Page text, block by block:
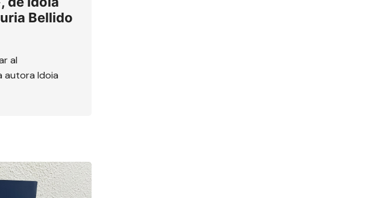
Bellido
al
autora Idoia